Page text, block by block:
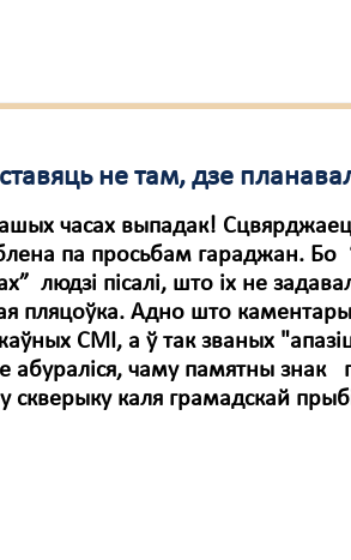
не там, дзе
часах выпадак!
па просьбам гараджан. Бо
людзі пісалі, што іх не
пляцоўка. Адно што каментары
СМІ, а ў так званых
абураліся, чаму памятны знак
у скверыку каля грамадскай